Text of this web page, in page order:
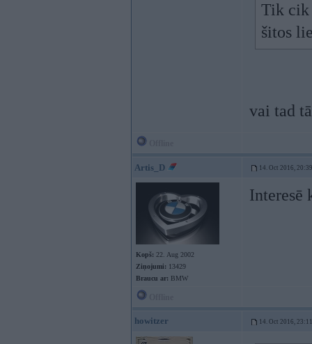
Tik cik
šitos
vai tad
Artis_D 14. Oct 2016, 20:39
Kopš: 22. Aug 2002
Ziņojumi: 13429
Braucu ar: BMW
Interesē
howitzer 14. Oct 2016, 23:11